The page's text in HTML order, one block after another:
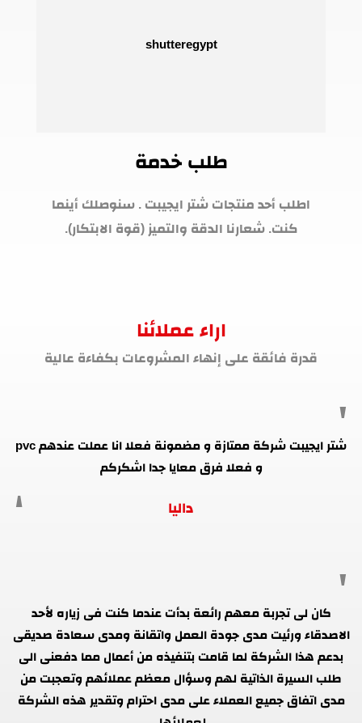
طلب خدمة
اطلب أحد منتجات شتر ايجيبت . سنوصلك أينما
كنت. شعارنا الدقة والتميز (قوة الابتكار).
اراء عملائنا
قدرة فائقة على إنهاء المشروعات بكفاءة عالية
شتر ايجيبت شركة ممتازة و مضمونة فعلا انا عملت عندهم pvc
و فعلا فرق معايا جدا اشكركم
داليا
كان لى تجربة معهم رائعة بدأت عندما كنت فى زياره لأحد
الاصدقاء ورئيت مدى جودة العمل واتقانة ومدى سعادة صديقى
بدعم هذا الشركة لما قامت بتنفيذه من أعمال مما دفعنى الى
طلب السيرة الذاتية لهم وسؤال معظم عملائهم وتعجبت من
مدى اتفاق جميع العملاء على مدى احترام وتقدير هذه الشركة